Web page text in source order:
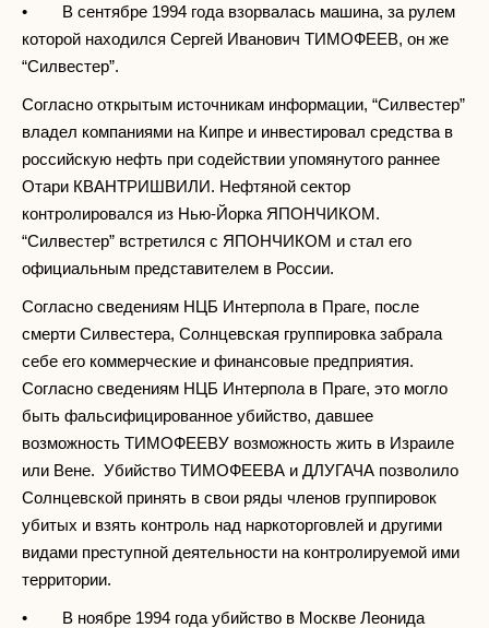
• В сентябре 1994 года взорвалась машина, за рулем
которой находился Сергей Иванович ТИМОФЕЕВ, он же
“Силвестер”.
Согласно открытым источникам информации, “Силвестер”
владел компаниями на Кипре и инвестировал средства в
российскую нефть при содействии упомянутого раннее
Отари КВАНТРИШВИЛИ. Нефтяной сектор
контролировался из Нью-Йорка ЯПОНЧИКОМ.
“Силвестер” встретился с ЯПОНЧИКОМ и стал его
официальным представителем в России.
Согласно сведениям НЦБ Интерпола в Праге, после
смерти Силвестера, Солнцевская группировка забрала
себе его коммерческие и финансовые предприятия.
Согласно сведениям НЦБ Интерпола в Праге, это могло
быть фальсифицированное убийство, давшее
возможность ТИМОФЕЕВУ возможность жить в Израиле
или Вене. Убийство ТИМОФЕЕВА и ДЛУГАЧА позволило
Солнцевской принять в свои ряды членов группировок
убитых и взять контроль над наркоторговлей и другими
видами преступной деятельности на контролируемой ими
территории.
• В ноябре 1994 года убийство в Москве Леонида